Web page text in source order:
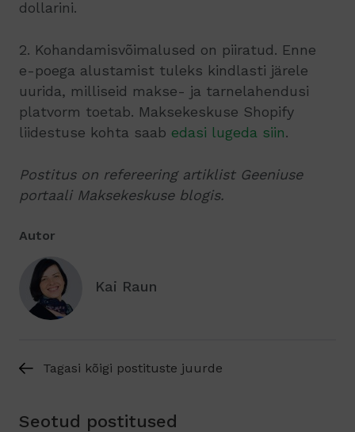
dollarini.
2. Kohandamisvõimalused on piiratud. Enne
e-poega alustamist tuleks kindlasti järele
uurida, milliseid makse- ja tarnelahendusi
platvorm toetab. Maksekeskuse Shopify
liidestuse kohta saab edasi lugeda siin.
Postitus on refereering artiklist Geeniuse
portaali Maksekeskuse blogis.
Autor
Kai Raun
Tagasi kõigi postituste juurde
Seotud postitused